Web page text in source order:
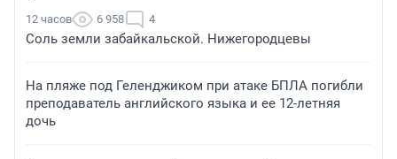
12 часов 6 958 4
Соль земли забайкальской. Нижегородцевы
На пляже под Геленджиком при атаке БПЛА погибли
преподаватель английского языка и ее 12-летняя
дочь